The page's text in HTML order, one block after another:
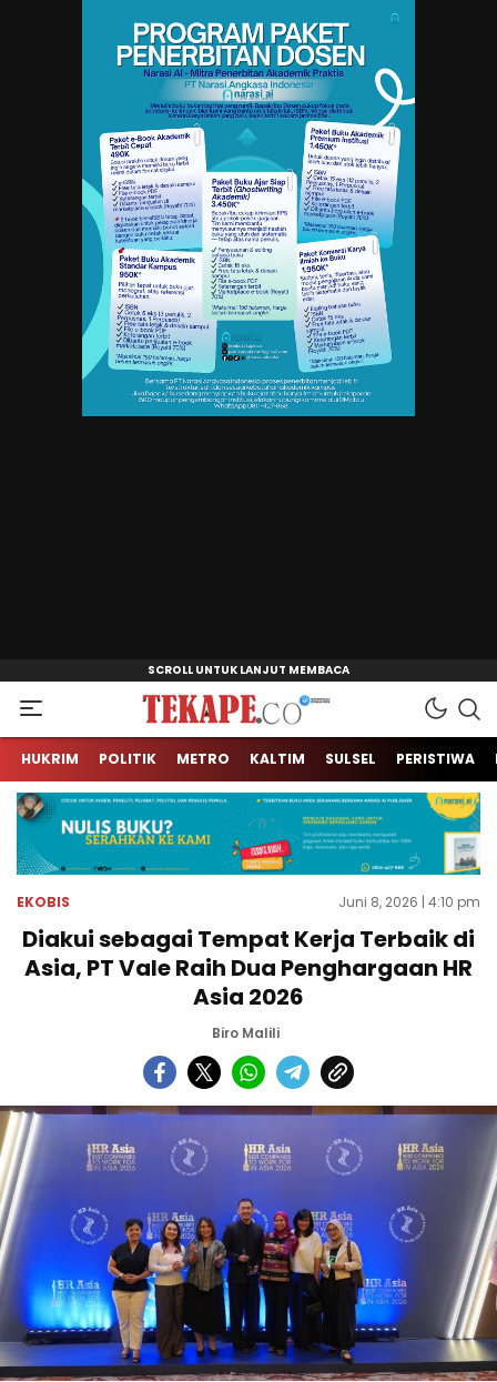
Tekape.co
Jendela Informasi Kita
HUKRIM POLITIK METRO KALTIM SULSEL PERISTIWA
EKOBIS Juni 8, 2026 | 4:10 pm
Diakui sebagai Tempat Kerja Terbaik di
Asia, PT Vale Raih Dua Penghargaan HR
Asia 2026
Biro Malili